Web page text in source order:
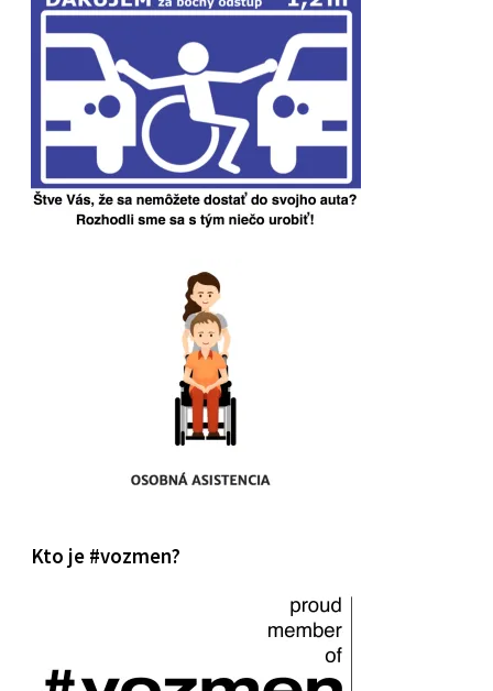
Kto je #vozmen?